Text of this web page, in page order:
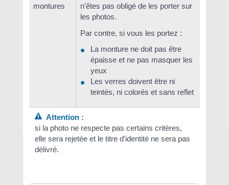
montures
n'êtes pas obligé de les porter sur
les photos.
Par contre, si vous les portez :
La monture ne doit pas être
épaisse et ne pas masquer les
yeux
Les verres doivent être ni
teintés, ni colorés et sans reflet
Attention :
si la photo ne respecte pas certains critères,
elle sera rejetée et le titre d'identité ne sera pas
délivré.